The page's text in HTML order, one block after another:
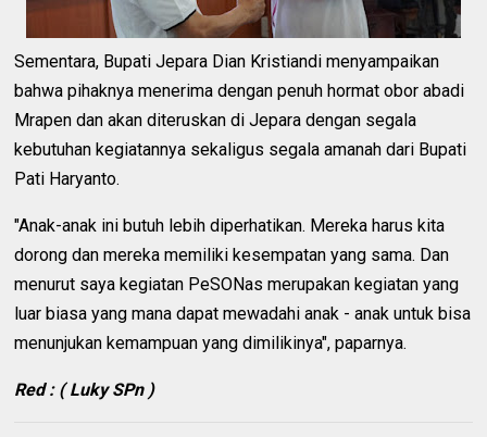
Sementara, Bupati Jepara Dian Kristiandi menyampaikan
bahwa pihaknya menerima dengan penuh hormat obor abadi
Mrapen dan akan diteruskan di Jepara dengan segala
kebutuhan kegiatannya sekaligus segala amanah dari Bupati
Pati Haryanto.
"Anak-anak ini butuh lebih diperhatikan. Mereka harus kita
dorong dan mereka memiliki kesempatan yang sama. Dan
menurut saya kegiatan PeSONas merupakan kegiatan yang
luar biasa yang mana dapat mewadahi anak - anak untuk bisa
menunjukan kemampuan yang dimilikinya", paparnya.
Red : ( Luky SPn )